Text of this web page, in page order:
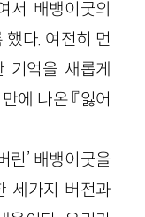
서 배뱅이굿의
다. 여전히 먼
기억을 새롭게
에 나온 『잃어
린’ 배뱅이굿을
세가지 버전과